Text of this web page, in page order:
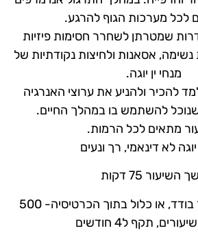
לכל מערכות הגוף להרגע.
שמטרתן לשחרר חסימות פיזיות
נשימה, אסאנות ולחיצות נקודתיות של
מנחי ין יוגה.
להכיר ולהניע את ערוצי האנרגיה
שנוכל להשתמש בו במהלך החיים.
מתאים לכל הרמות.
לא דינאמי, רך ונעים
השיעור 75 דקות
עלות- 65 ₪ שיעור בודד, או כלול בתוך הכרטיסיה- 500